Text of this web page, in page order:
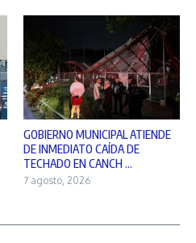
GOBIERNO MUNICIPAL ATIENDE
DE INMEDIATO CAÍDA DE
TECHADO EN CANCH ...
7 agosto, 2026